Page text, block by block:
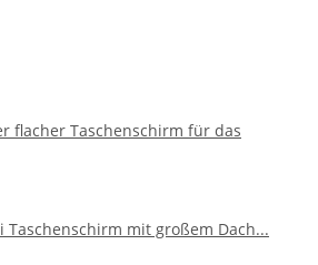
flacher Taschenschirm für das